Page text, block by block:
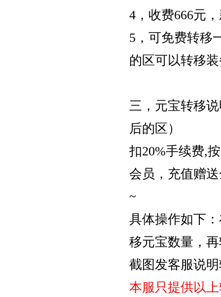
4，收费666元
5，可免费转移
的区可以转移
三，元宝转移
后的区）
扣20%手续费,
会员，充值赠
~
具体操作如下
移元宝数量，
截图发客服说
本服只提供以